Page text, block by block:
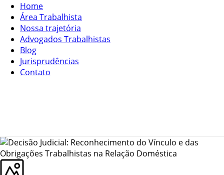
Home
Área Trabalhista
Nossa trajetória
Advogados Trabalhistas
Blog
Jurisprudências
Contato